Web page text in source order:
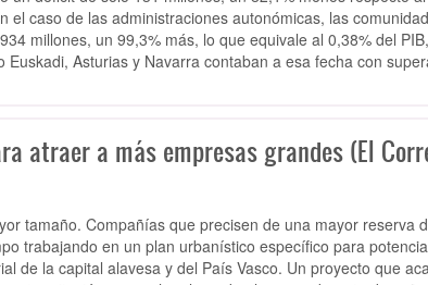
el caso de las administraciones autonómicas, las
millones, un 99,3% más, lo que equivale al 0,38% del
Asturias y Navarra contaban a esa fecha con
atraer a más empresas grandes (El
tamaño. Compañías que precisen de una mayor reserva
trabajando en un plan urbanístico específico para
de la capital alavesa y del País Vasco. Un proyecto que